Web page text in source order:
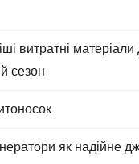
витратні матеріали
сезон
як надійне